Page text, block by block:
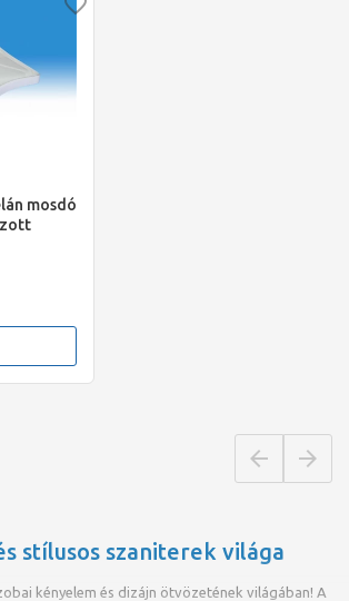
mosdó
szifon
stílusos szaniterek világa
kényelem és dizájn ötvözetének világában! A